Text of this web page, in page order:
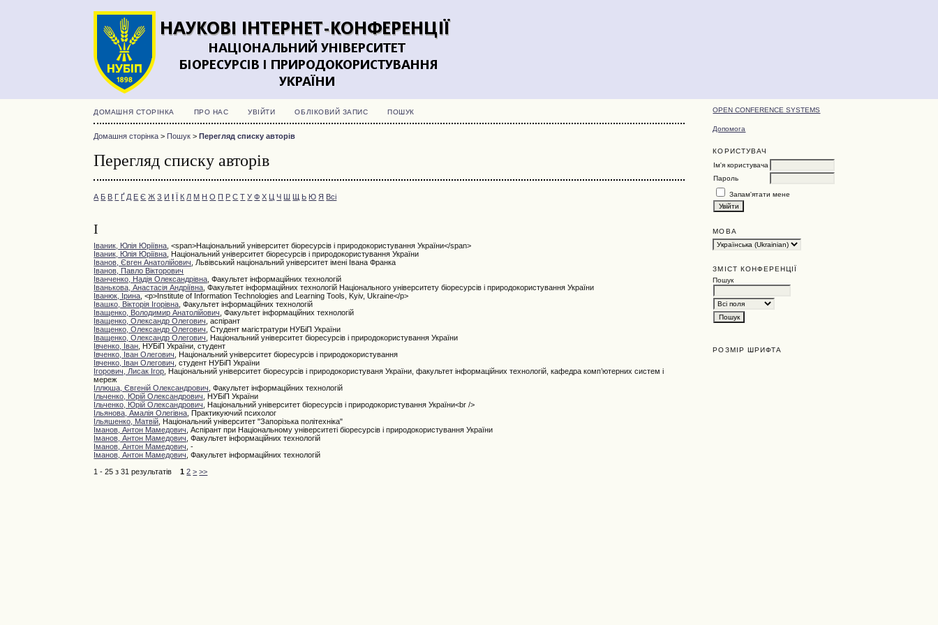
OPEN CONFERENCE SYSTEMS
Допомога
КОРИСТУВАЧ
Ім'я користувача
Пароль
Запам'ятати мене
МОВА
ЗМІСТ КОНФЕРЕНЦІЇ
Пошук
РОЗМІР ШРИФТА
ДОМАШНЯ СТОРІНКА ПРО НАС УВІЙТИ ОБЛІКОВИЙ ЗАПИС ПОШУК
Домашня сторінка > Пошук >Перегляд списку авторів
Перегляд списку авторів
А Б В Г Ґ Д Е Є Ж З И І Ї К Л М Н О П Р С Т У Ф Х Ц Ч Ш Щ Ь Ю Я Всі
І
Іваник, Юлія Юріївна , <span>Національний університет біоресурсів і природокористування України</span>
Іваник, Юлія Юріївна , Національний університет біоресурсів і природокористування України
Іванов, Євген Анатолійович
, Львівський національний університет імені Івана Франка
Іванов, Павло Вікторович
Іванченко, Надія Олександрівна , Факультет інформаційних технологій
Іванькова, Анастасія Андріївна , Факультет інформаційних технологій Національного університету біоресурсів і природокористування України
Іванюк, Ірина , <p>Institute of Information Technologies and Learning Tools, Kyiv, Ukraine</p>
Івашко, Вікторія Ігорівна , Факультет інформаційних технологій
Іващенко, Володимир Анатолійович , Факультет інформаційних технологій
Іващенко, Олександр Олегович , аспірант
Іващенко, Олександр Олегович , Студент магістратури НУБіП України
Іващенко, Олександр Олегович
, Національний університет біоресурсів і природокористування України
Івченко, Іван , НУБіП України, студент
Івченко, Іван Олегович
, Національний університет біоресурсів і природокористування
Івченко, Іван Олегович , студент НУБіП України
Ігорович, Лисак Ігор , Національний університет біоресурсів і природокористуваня України, факультет інформаційних технологій, кафедра комп’ютерних систем і
мереж
Іллюша, Євгеній Олександрович , Факультет інформаційних технологій
Ільченко, Юрій Олександрович
, НУБіП України
Ільченко, Юрій Олександрович
, Національний університет біоресурсів і природокористування України<br />
Ільянова, Амалія Олегівна , Практикуючий психолог
Ільяшенко, Матвій , Національний університет "Запорізька політехніка"
Іманов, Антон Мамедович , Аспірант при Національному університеті біоресурсів і природокористування України
Іманов, Антон Мамедович , Факультет інформаційних технологій
Іманов, Антон Мамедович , -
Іманов, Антон Мамедович , Факультет інформаційних технологій
1 - 25 з 31 результатів1 2 > >>